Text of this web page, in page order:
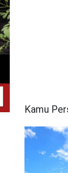
Kamu